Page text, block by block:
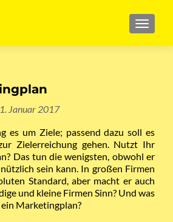
MENU
Januar 2017
es um Ziele; passend dazu soll es
Zielerreichung gehen. Nutzt Ihr
Das tun die wenigsten, obwohl er
sein kann. In großen Firmen
Standard, aber macht er auch
und kleine Firmen Sinn? Und was
Marketingplan?